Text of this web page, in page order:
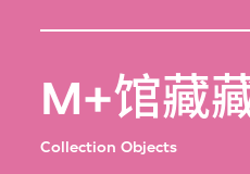
M+馆藏
Collection Objects